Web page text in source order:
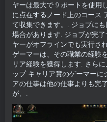
ヤーは最大で 9 ポートを使用
に点在するノード上のコース
て収集できます。. ジョブに
場合があります. ジョブが完
ヤーがオフラインでも実行さ
ゲーマーは、その職業の経験
リア経験を獲得します. さら
ップ キャリア賞のゲーマーに
アの仕事は他の仕事よりも完
が、.